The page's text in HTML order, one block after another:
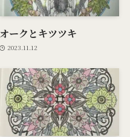
オークとキツツキ
2023.11.12